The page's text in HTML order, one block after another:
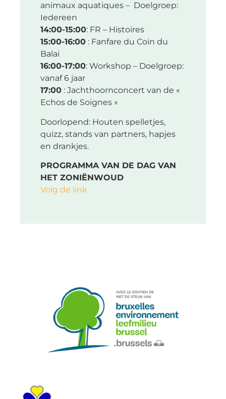
animaux aquatiques – Doelgroep:
Iedereen
14:00-15:00: FR – Histoires
15:00-16:00 : Fanfare du Coin du
Balai
16:00-17:00: Workshop – Doelgroep:
vanaf 6 jaar
17:00 : Jachthoornconcert van de «
Echos de Soignes »
Doorlopend: Houten spelletjes,
quizz, stands van partners, hapjes
en drankjes.
PROGRAMMA VAN DE DAG VAN
HET ZONIËNWOUD
Volg de link